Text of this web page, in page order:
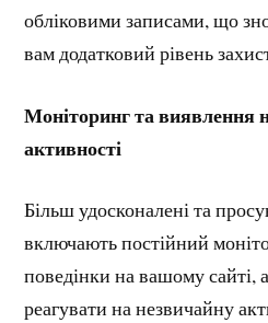
обліковими записами, що
вам додатковий рівень
Моніторинг та виявлення
активності
Більш удосконалені та
включають постійний
поведінки на вашому сайті,
реагувати на незвичайну